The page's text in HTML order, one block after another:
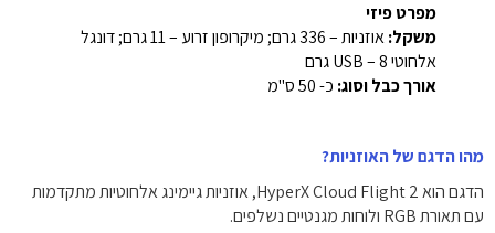
מפרט פיזי
משקל:
אוזניות – ‎336 גרם‎; מיקרופון זרוע – ‎11 גרם‎; דונגל
אלחוטי USB – ‎8 גרם‎
אורך כבל וסוג: כ- 50 ס"מ
מהו הדגם של האוזניות?
הדגם הוא HyperX Cloud Flight 2, אוזניות גיימינג אלחוטיות מתקדמות
עם תאורת RGB ולוחות מגנטיים נשלפים.